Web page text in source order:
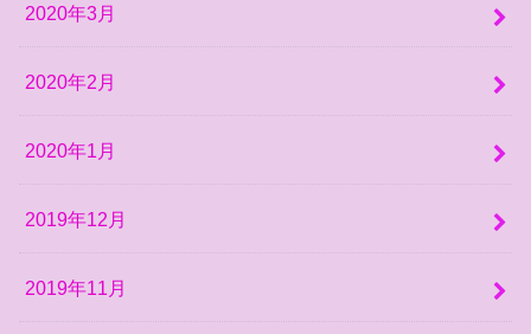
2020年3月
2020年2月
2020年1月
2019年12月
2019年11月